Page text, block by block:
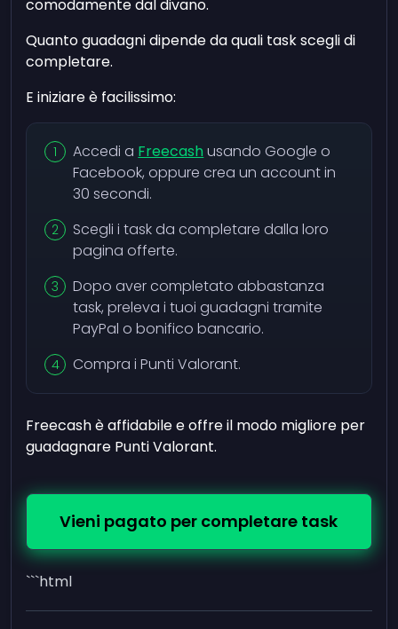
comodamente dal divano.
Quanto guadagni dipende da quali task scegli di
completare.
E iniziare è facilissimo:
Accedi a Freecashusando Google o
Facebook, oppure crea un account in
30 secondi.
Scegli i task da completare dalla loro
pagina offerte.
Dopo aver completato abbastanza
task, preleva i tuoi guadagni tramite
PayPal o bonifico bancario.
Compra i Punti Valorant.
Freecash è affidabile e offre il modo migliore per
guadagnare Punti Valorant.
Vieni pagato per completare task
```html